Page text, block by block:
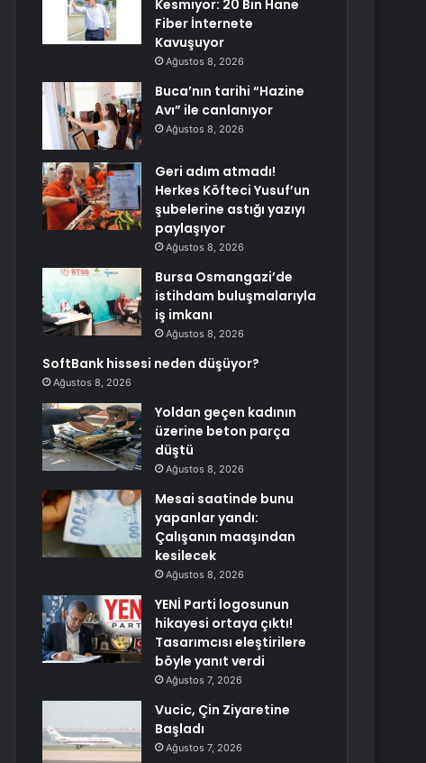
Kesmiyor: 20 Bin Hane
Fiber İnternete
Kavuşuyor
Ağustos 8, 2026
Buca’nın tarihi “Hazine
Avı” ile canlanıyor
Ağustos 8, 2026
Geri adım atmadı!
Herkes Köfteci Yusuf’un
şubelerine astığı yazıyı
paylaşıyor
Ağustos 8, 2026
Bursa Osmangazi’de
istihdam buluşmalarıyla
iş imkanı
Ağustos 8, 2026
SoftBank hissesi neden düşüyor?
Ağustos 8, 2026
Yoldan geçen kadının
üzerine beton parça
düştü
Ağustos 8, 2026
Mesai saatinde bunu
yapanlar yandı:
Çalışanın maaşından
kesilecek
Ağustos 8, 2026
YENİ Parti logosunun
hikayesi ortaya çıktı!
Tasarımcısı eleştirilere
böyle yanıt verdi
Ağustos 7, 2026
Vucic, Çin Ziyaretine
Başladı
Ağustos 7, 2026